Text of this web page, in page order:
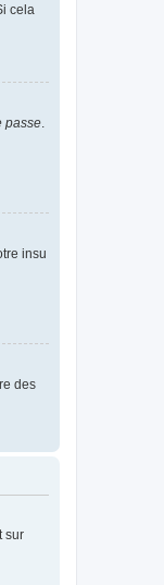
cela
passe
insu
des
sur